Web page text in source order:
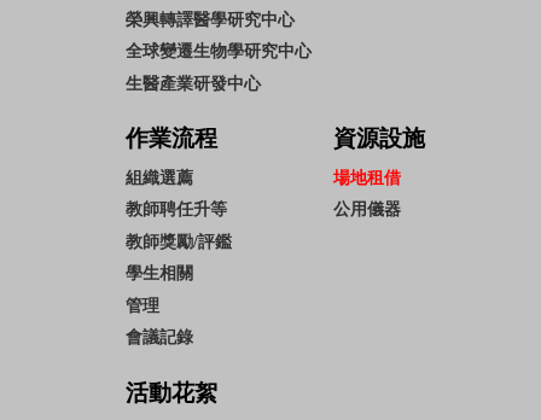
榮興轉譯醫學研究中心
全球變遷生物學研究中心
生醫產業研發中心
作業流程
組織選薦
教師聘任升等
教師獎勵/評鑑
學生相關
管理
會議記錄
資源設施
場地租借
公用儀器
活動花絮